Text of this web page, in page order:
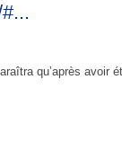
qu’après avoir